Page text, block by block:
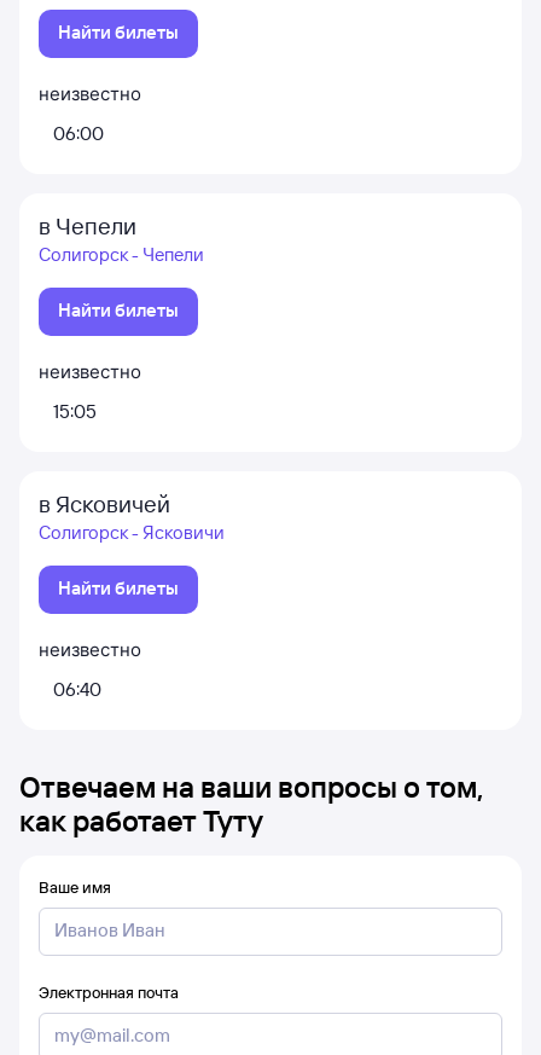
Найти билеты
неизвестно
06:00
в Чепели
Солигорск - Чепели
Найти билеты
неизвестно
15:05
в Ясковичей
Солигорск - Ясковичи
Найти билеты
неизвестно
06:40
Отвечаем на ваши вопросы о том,
как работает Туту
Ваше имя
Электронная почта